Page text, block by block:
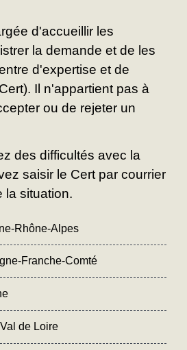
d'accueillir les
la demande et de les
d'expertise et de
Il n'appartient pas à
ou de rejeter un
des difficultés avec la
saisir le Cert par courrier
la situation.
Rhône-Alpes
Franche-Comté
de Loire